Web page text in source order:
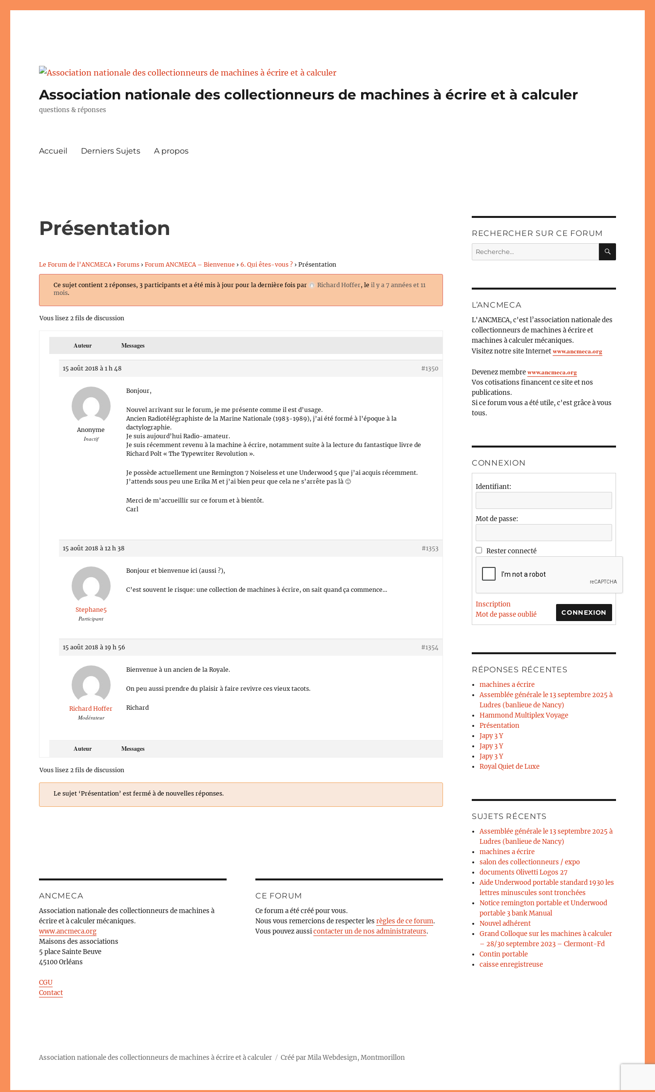
Association nationale des collectionneurs de machines à écrire et à calculer
questions & réponses
Accueil Derniers Sujets A propos
Présentation
Le Forum de l’ANCMECA › Forums › Forum ANCMECA – Bienvenue › 6. Qui êtes-vous ? › Présentation
Ce sujet contient 2 réponses, 3 participants et a été mis à jour pour la dernière fois par Richard Hoffer, leil y a 7 années et 11
mois.
Vous lisez 2 fils de discussion
Auteur Messages
15 août 2018 à 1 h 48 #1350
Anonyme
Inactif
Bonjour,
Nouvel arrivant sur le forum, je me présente comme il est d’usage.
Ancien Radiotélégraphiste de la Marine Nationale (1983-1989), j’ai été formé à l’époque à la
dactylographie.
Je suis aujourd’hui Radio-amateur.
Je suis récemment revenu à la machine à écrire, notamment suite à la lecture du fantastique livre de
Richard Polt « The Typewriter Revolution ».
Je possède actuellement une Remington 7 Noiseless et une Underwood 5 que j’ai acquis récemment.
J’attends sous peu une Erika M et j’ai bien peur que cela ne s’arrête pas là 🙂
Merci de m’accueillir sur ce forum et à bientôt.
Carl
15 août 2018 à 12 h 38 #1353
Stephane5
Participant
Bonjour et bienvenue ici (aussi ?),
C’est souvent le risque: une collection de machines à écrire, on sait quand ça commence…
15 août 2018 à 19 h 56 #1354
Richard Hoffer
Modérateur
Bienvenue à un ancien de la Royale.
On peu aussi prendre du plaisir à faire revivre ces vieux tacots.
Richard
Auteur Messages
Vous lisez 2 fils de discussion
Le sujet ‘Présentation’ est fermé à de nouvelles réponses.
ANCMECA
Association nationale des collectionneurs de machines à
écrire et à calculer mécaniques.
www.ancmeca.org
Maisons des associations
5 place Sainte Beuve
45100 Orléans
CGU
Contact
CE FORUM
Ce forum a été créé pour vous.
Nous vous remercions de respecter lesrègles de ce forum.
Vous pouvez aussicontacter un de nos administrateurs.
RECHERCHER SUR CE FORUM
Recherche
pour :
L’ANCMECA
L'ANCMECA, c'est l’association nationale des
collectionneurs de machines à écrire et
machines à calculer mécaniques.
Visitez notre site Internetwww.ancmeca.org
Devenez membrewww.ancmeca.org
Vos cotisations financent ce site et nos
publications.
Si ce forum vous a été utile, c'est grâce à vous
tous.
CONNEXION
Identifiant:
Mot de passe:
Rester connecté
CONNEXION
Inscription
Mot de passe oublié
RÉPONSES RÉCENTES
machines a écrire
Assemblée générale le 13 septembre 2025 à
Ludres (banlieue de Nancy)
Hammond Multiplex Voyage
Présentation
Japy 3 Y
Japy 3 Y
Japy 3 Y
Royal Quiet de Luxe
SUJETS RÉCENTS
Assemblée générale le 13 septembre 2025 à
Ludres (banlieue de Nancy)
machines a écrire
salon des collectionneurs / expo
documents Olivetti Logos 27
Aide Underwood portable standard 1930 les
lettres minuscules sont tronchées
Notice remington portable et Underwood
portable 3 bank Manual
Nouvel adhérent
Grand Colloque sur les machines à calculer
– 28/30 septembre 2023 – Clermont-Fd
Contin portable
caisse enregistreuse
Association nationale des collectionneurs de machines à écrire et à calculer Créé parMila Webdesign, Montmorillon